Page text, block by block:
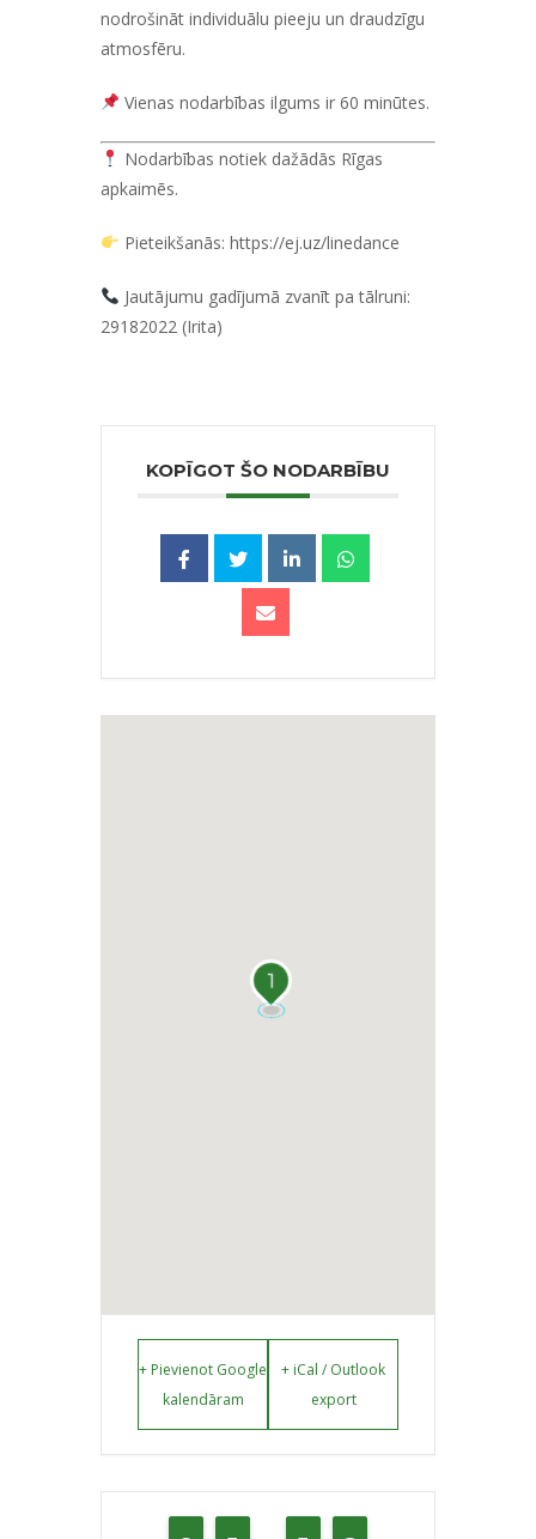
nodrošināt individuālu pieeju un draudzīgu
atmosfēru.
Vienas nodarbības ilgums ir 60 minūtes.
Nodarbības notiek dažādās Rīgas
apkaimēs.
Pieteikšanās: https://ej.uz/linedance
Jautājumu gadījumā zvanīt pa tālruni:
29182022 (Irita)
KOPĪGOT ŠO NODARBĪBU
1
+ Pievienot Google
kalendāram
+ iCal / Outlook
export